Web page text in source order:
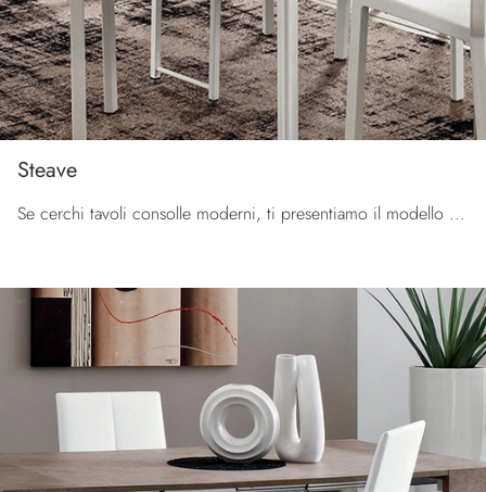
Steave
Se cerchi tavoli consolle moderni, ti presentiamo il modello da pranzo in HPL Steave della marca La Primavera.